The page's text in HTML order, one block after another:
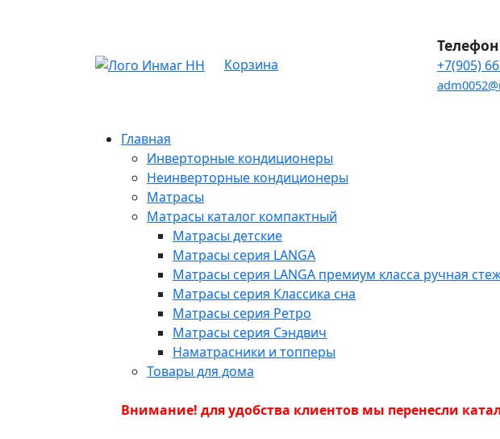
Корзина +7(905)
Главная
Инверторные кондиционеры
Неинверторные кондиционеры
Матрасы
Матрасы каталог компактный
Матрасы детские
Матрасы серия LANGA
Матрасы серия LANGA премиум класса ручная
Матрасы серия Классика сна
Матрасы серия Ретро
Матрасы серия Сэндвич
Наматрасники и топперы
Товары для дома
Внимание! для удобства клиентов мы перенесли